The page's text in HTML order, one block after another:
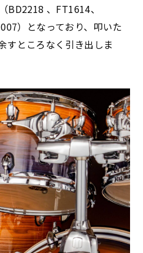
BD2218 、FT1614、
）となっており、叩いた
すところなく引き出しま